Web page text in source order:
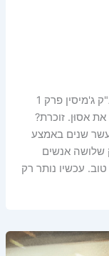
פרק ראשון מתוך הספר עטור הפרסים של נ"ק ג'מיסין פרק 1
אסוּן. זוכרת?
שנים באמצע
שלושה אנשים
עכשיו נותר רק